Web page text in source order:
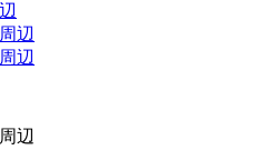
辺
辺
辺